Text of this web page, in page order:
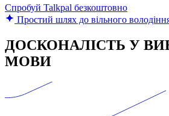
Спробуй Talkpal безкоштовно
Простий шлях до вільного
ДОСКОНАЛІСТЬ У
МОВИ